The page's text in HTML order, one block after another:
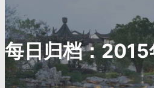
每日归档：2015